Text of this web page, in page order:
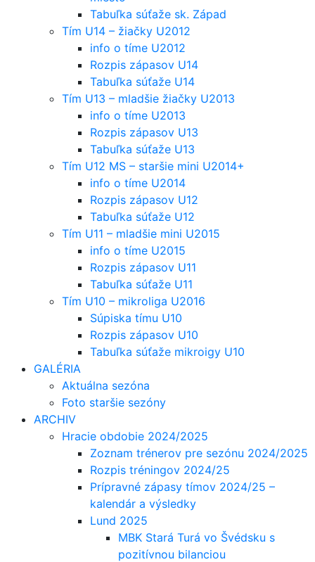
Tabuľka súťaže sk. Západ
Tím U14 – žiačky U2012
info o tíme U2012
Rozpis zápasov U14
Tabuľka súťaže U14
Tím U13 – mladšie žiačky U2013
info o tíme U2013
Rozpis zápasov U13
Tabuľka súťaže U13
Tím U12 MS – staršie mini U2014+
info o tíme U2014
Rozpis zápasov U12
Tabuľka súťaže U12
Tím U11 – mladšie mini U2015
info o tíme U2015
Rozpis zápasov U11
Tabuľka súťaže U11
Tím U10 – mikroliga U2016
Súpiska tímu U10
Rozpis zápasov U10
Tabuľka súťaže mikroigy U10
GALÉRIA
Aktuálna sezóna
Foto staršie sezóny
ARCHIV
Hracie obdobie 2024/2025
Zoznam trénerov pre sezónu 2024/2025
Rozpis tréningov 2024/25
Prípravné zápasy tímov 2024/25 –
kalendár a výsledky
Lund 2025
MBK Stará Turá vo Švédsku s
pozitívnou bilanciou